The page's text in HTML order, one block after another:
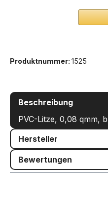
Produktnummer: 1525
Beschreibung
PVC-Litze, 0,08 qmm,
Hersteller
Bewertungen